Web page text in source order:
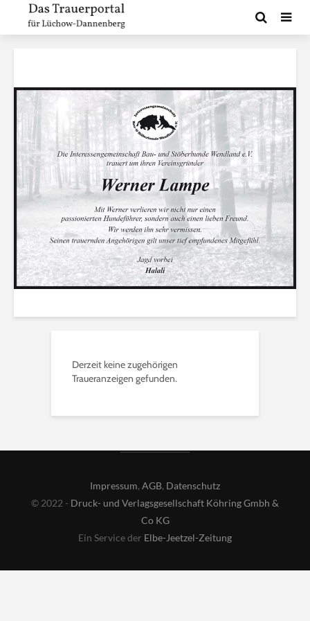
Derzeit keine zugehörigen
Traueranzeigen gefunden.
Impressum, AGB, Datenschutz
© 2022 - Druck- und Verlagsgesellschaft Köhring Gmbh &
Co KG
Ein Service der Elbe-Jeetzel-Zeitung